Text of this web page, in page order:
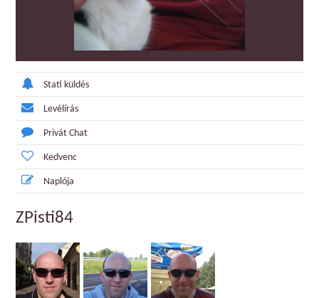
Stati küldés
Levélírás
Privát Chat
Kedvenc
Naplója
ZPisti84